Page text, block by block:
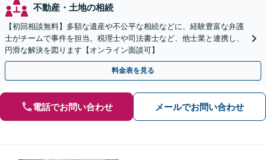
不動産・土地の相続
【初回相談無料】多額な遺産や不公平な相続などに、経験豊富な弁護
士がチームで事件を担当。税理士や司法書士など、他士業と連携し、
円滑な解決を図ります【オンライン面談可】
料金表を見る
電話でお問い合わせ メールでお問い合わせ